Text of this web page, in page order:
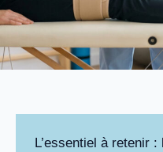
L’essentiel à retenir